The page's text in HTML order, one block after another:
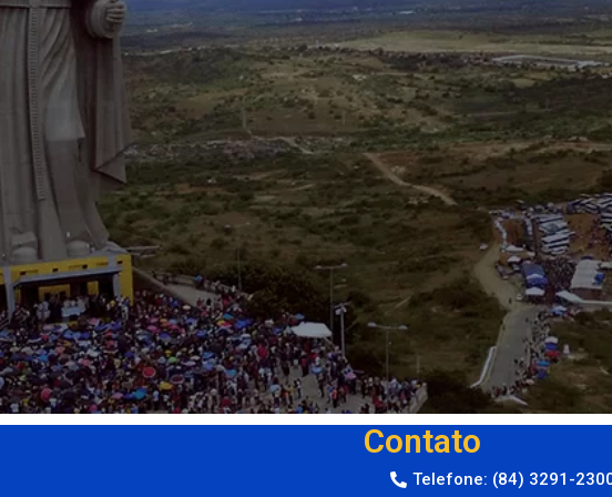
Contato
Telefone: (84) 3291-